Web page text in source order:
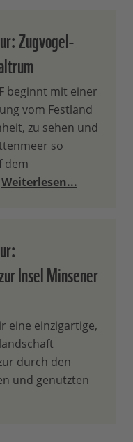
Zugvogel-
beginnt mit einer
vom Festland
zu sehen und
so
dem
Weiterlesen...
Insel Minsener
eine einzigartige,
durch den
und genutzten